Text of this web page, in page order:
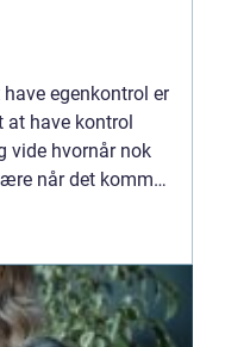
egenkontrol er
at have kontrol
vide hvornår nok
når det kommer